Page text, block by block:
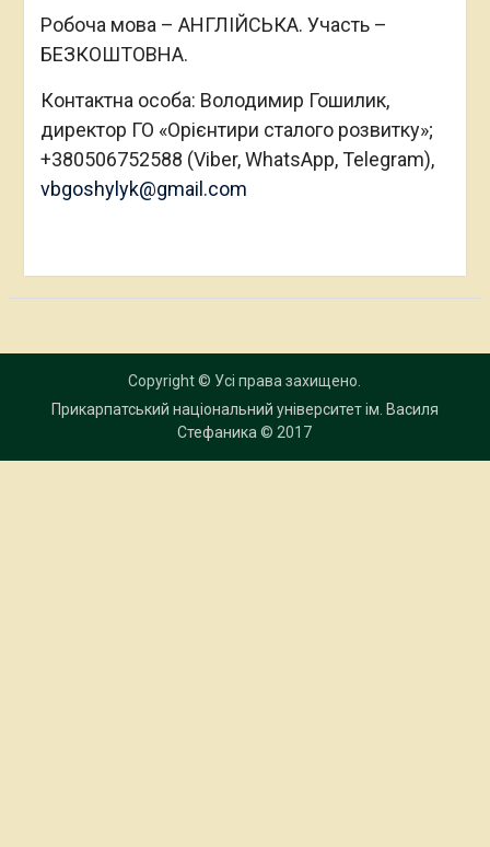
Робоча мова – АНГЛІЙСЬКА. Участь –
БЕЗКОШТОВНА.
Контактна особа: Володимир Гошилик,
директор ГО «Орієнтири сталого розвитку»;
+380506752588 (Viber, WhatsApp, Telegram),
vbgoshylyk@gmail.com
Copyright © Усі права захищено.
Прикарпатський національний університет ім. Василя
Стефаника© 2017